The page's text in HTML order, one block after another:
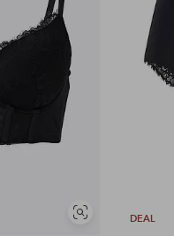
SoortgelijkeDEAL